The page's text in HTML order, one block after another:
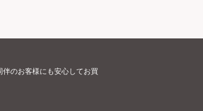
のお客様にも安心してお買